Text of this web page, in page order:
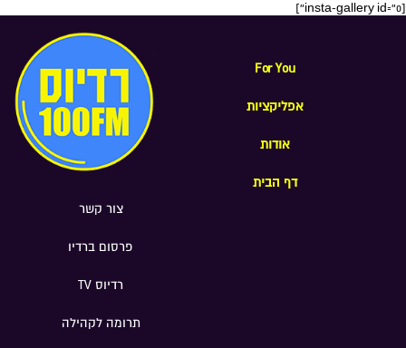
[insta-gallery id="0"]
For You
אפליקציות
אודות
דף הבית
צור קשר
פרסום ברדיו
רדיוס TV
תרומה לקהילה